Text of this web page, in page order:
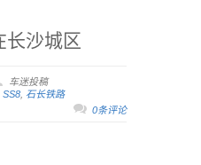
长沙城区
车迷投稿
SS8, 石长铁路
0条评论